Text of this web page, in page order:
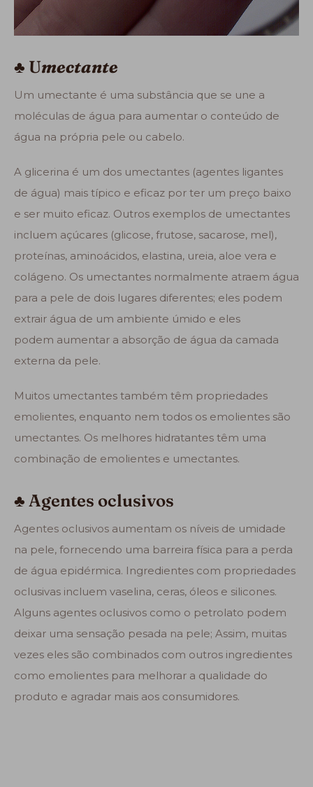
♣ Umectante
Um umectante é uma substância que se une a
moléculas de água para aumentar o conteúdo de
água na própria pele ou cabelo.
A glicerina é um dos umectantes (agentes ligantes
de água) mais típico e eficaz por ter um preço baixo
e ser muito eficaz. Outros exemplos de umectantes
incluem açúcares (glicose, frutose, sacarose, mel),
proteínas, aminoácidos, elastina, ureia, aloe vera e
colágeno. Os umectantes normalmente atraem água
para a pele de dois lugares diferentes; eles podem
extrair água de um ambiente úmido e eles
podem aumentar a absorção de água da camada
externa da pele.
Muitos umectantes também têm propriedades
emolientes, enquanto nem todos os emolientes são
umectantes. Os melhores hidratantes têm uma
combinação de emolientes e umectantes.
♣ Agentes oclusivos
Agentes oclusivos aumentam os níveis de umidade
na pele, fornecendo uma barreira física para a perda
de água epidérmica. Ingredientes com propriedades
oclusivas incluem vaselina, ceras, óleos e silicones.
Alguns agentes oclusivos como o petrolato podem
deixar uma sensação pesada na pele; Assim, muitas
vezes eles são combinados com outros ingredientes
como emolientes para melhorar a qualidade do
produto e agradar mais aos consumidores.